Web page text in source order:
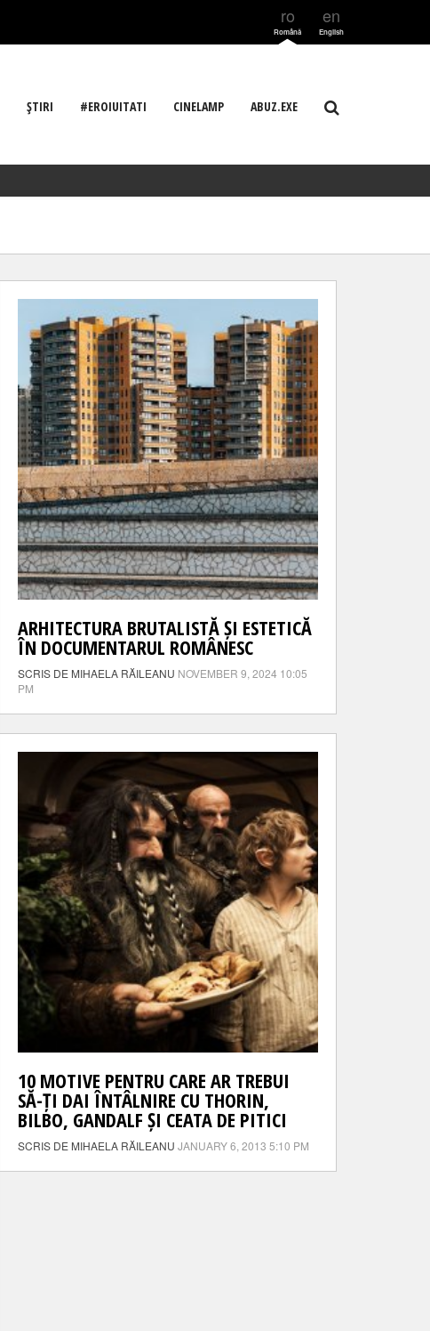
ro
Română
en
English
ŞTIRI #EROIUITATI CINELAMP ABUZ.EXE
ARHITECTURA BRUTALISTĂ ȘI ESTETICĂ
ÎN DOCUMENTARUL ROMÂNESC
SCRIS DE MIHAELA RĂILEANU NOVEMBER 9, 2024 10:05
PM
10 MOTIVE PENTRU CARE AR TREBUI
SĂ-ȚI DAI ÎNTÂLNIRE CU THORIN,
BILBO, GANDALF ȘI CEATA DE PITICI
SCRIS DE MIHAELA RĂILEANU JANUARY 6, 2013 5:10 PM